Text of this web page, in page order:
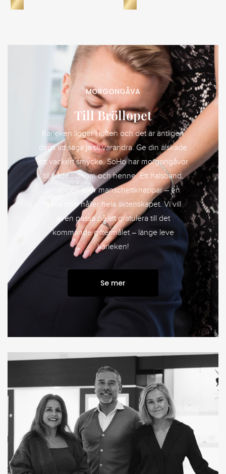
MORGONGÅVA
Till Bröllopet
Kärleken ligger i luften och det är äntligen
dags att säga ja till varandra. Ge din älskade
ett vackert smycke. SoHo har morgongåvor
till både honom och henne. Ett halsband,
örhängen eller manschettknappar – en
gåva som håller hela äktenskapet. Vi vill
även passa på att gratulera till det
kommande giftermålet – länge leve
kärleken!
Se mer